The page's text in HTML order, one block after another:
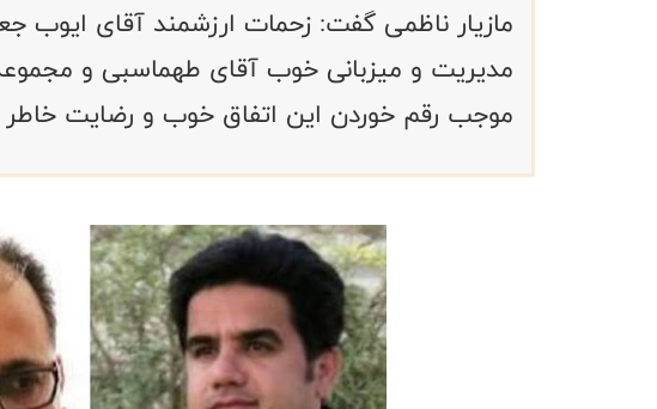
مازیار ناظمی گفت: زحمات ارزشمند آقای ایوب
مدیریت و میزبانی خوب آقای طهماسبی و
موجب رقم خوردن این اتفاق خوب و رضایت